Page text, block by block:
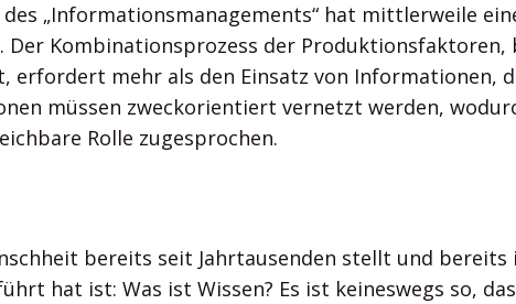
„Informationsmanagements“ hat mittlerweile
Kombinationsprozess der Produktionsfaktoren,
erfordert mehr als den Einsatz von Informationen,
müssen zweckorientiert vernetzt werden,
Rolle zugesprochen.
bereits seit Jahrtausenden stellt und
hat ist: Was ist Wissen? Es ist keineswegs so,